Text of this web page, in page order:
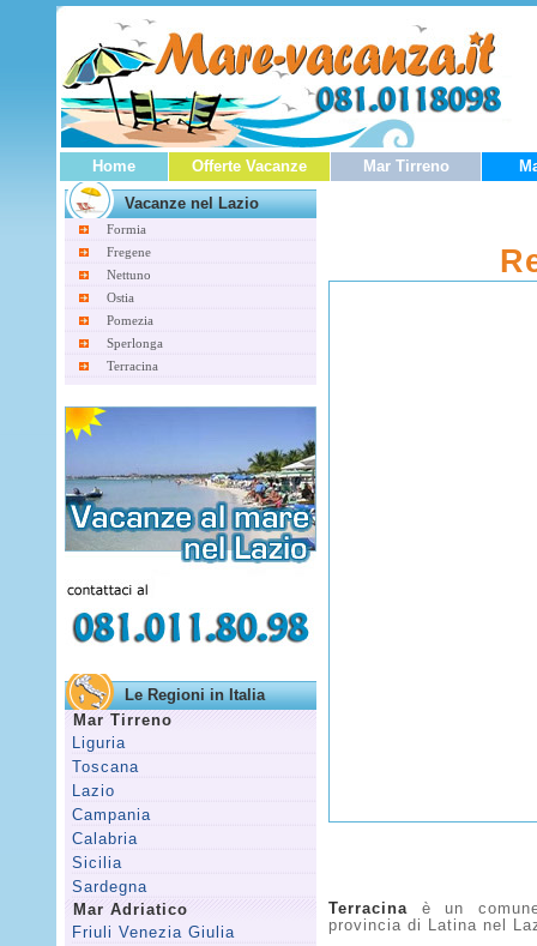
Home Offerte Vacanze Mar Tirreno
Vacanze nel Lazio
Formia
Fregene
Nettuno
Ostia
Pomezia
Sperlonga
Terracina
Le Regioni in Italia
Mar Tirreno
Liguria
Toscana
Lazio
Campania
Calabria
Sicilia
Sardegna
Mar Adriatico
Friuli Venezia Giulia
Terracina è un
provincia di Latina nel